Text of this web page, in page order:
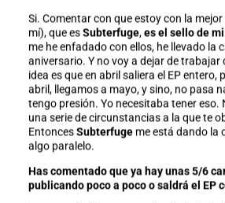
Si. Comentar con que estoy con la
mí), que esSubterfuge, es el sello de
me he enfadado con ellos, he llevado la
aniversario. Y no voy a dejar de trabajar
idea es que en abril saliera el EP entero,
abril, llegamos a mayo, y sino, no pasa
tengo presión. Yo necesitaba tener eso.
una serie de circunstancias a la que te
EntoncesSubterfuge me está dando la
algo paralelo.
Has comentado que ya hay unas 5/6
publicando poco a poco o saldrá el EP